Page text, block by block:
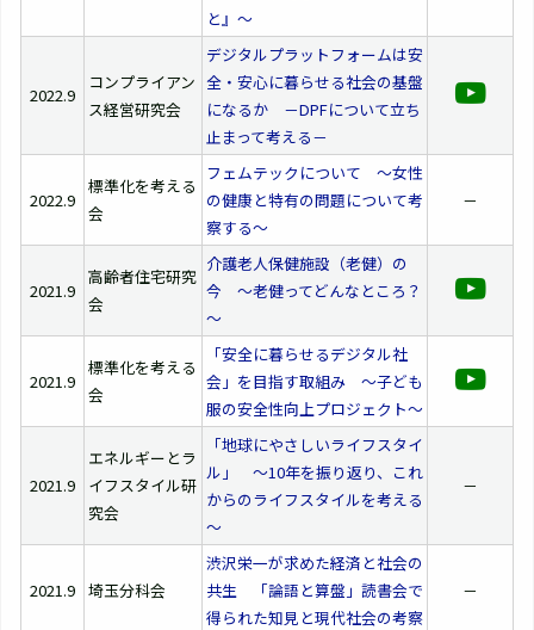
と』～
2022.9
コンプライアン
ス経営研究会
デジタルプラットフォームは安
全・安心に暮らせる社会の基盤
になるか －DPFについて立ち
止まって考える－
2022.9
標準化を考える
会
フェムテックについて ～女性
の健康と特有の問題について考
察する～
－
2021.9
高齢者住宅研究
会
介護老人保健施設（老健）の
今 ～老健ってどんなところ？
～
2021.9
標準化を考える
会
「安全に暮らせるデジタル社
会」を目指す取組み ～子ども
服の安全性向上プロジェクト～
2021.9
エネルギーとラ
イフスタイル研
究会
「地球にやさしいライフスタイ
ル」 ～10年を振り返り、これ
からのライフスタイルを考える
～
－
2021.9 埼玉分科会
渋沢栄一が求めた経済と社会の
共生 「論語と算盤」読書会で
得られた知見と現代社会の考察
－